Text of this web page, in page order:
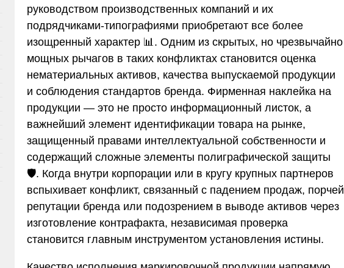
руководством производственных компаний и их
подрядчиками-типографиями приобретают все более
изощренный характер 📊. Одним из скрытых, но чрезвычайно
мощных рычагов в таких конфликтах становится оценка
нематериальных активов, качества выпускаемой продукции
и соблюдения стандартов бренда. Фирменная наклейка на
продукции — это не просто информационный листок, а
важнейший элемент идентификации товара на рынке,
защищенный правами интеллектуальной собственности и
содержащий сложные элементы полиграфической защиты
🛡️. Когда внутри корпорации или в кругу крупных партнеров
вспыхивает конфликт, связанный с падением продаж, порчей
репутации бренда или подозрением в выводе активов через
изготовление контрафакта, независимая проверка
становится главным инструментом установления истины.